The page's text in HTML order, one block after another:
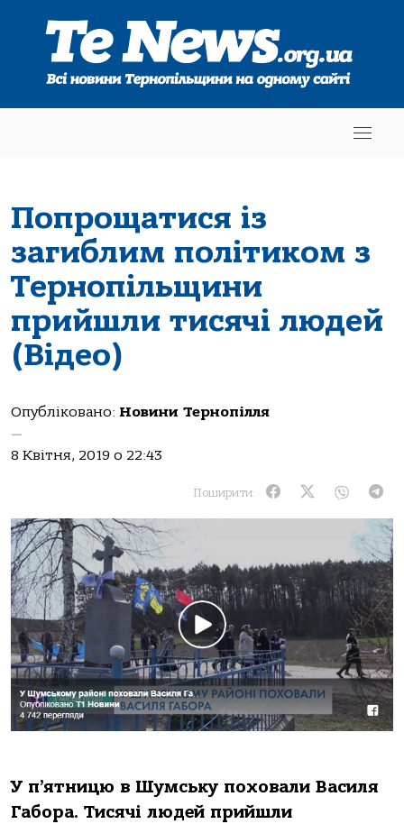
Попрощатися із
загиблим політиком з
Тернопільщини
прийшли тисячі людей
(Відео)
Опубліковано: Новини Тернопілля
—
8 Квітня, 2019 о 22:43
Поширити:
У п’ятницю в Шумську поховали Василя
Габора. Тисячі людей прийшли